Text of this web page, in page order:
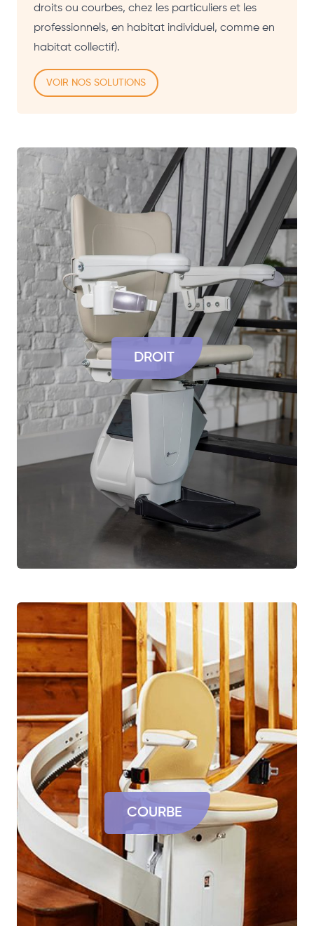
droits ou courbes, chez les particuliers et les
professionnels, en habitat individuel, comme en
habitat collectif).
VOIR NOS SOLUTIONS
DROIT
COURBE